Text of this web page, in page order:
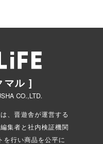
マル ]
CO.,LTD.
、晋遊舎が運営する
集者と社内検証機関
を行い商品を公平に